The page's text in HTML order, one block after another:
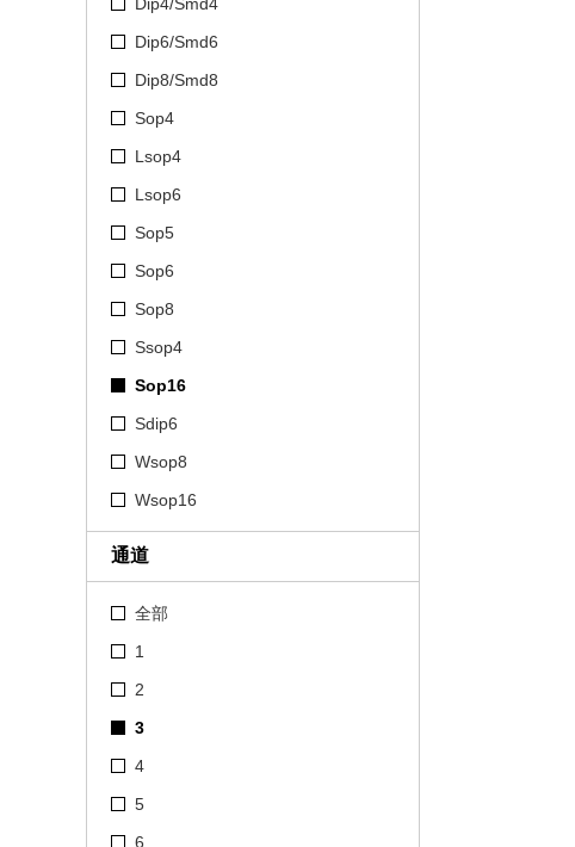
Dip6/Smd6
Dip8/Smd8
Sop4
Lsop4
Lsop6
Sop5
Sop6
Sop8
Ssop4
Sop16
Sdip6
Wsop8
Wsop16
通道
全部
1
2
3
4
5
6